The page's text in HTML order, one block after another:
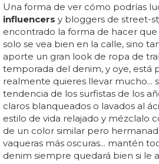
Una forma de ver cómo podrías
influencers y bloggers de street-
encontrado la forma de hacer
solo se vea bien en la calle, sino
aporte un gran look de ropa de
temporada del denim, y oye, está
realmente quieres llevar mucho...
tendencia de los surfistas de los
claros blanqueados o lavados al
estilo de vida relajado y mézclalo
de un color similar pero
vaqueras más oscuras... mantén
denim siempre quedará bien si le